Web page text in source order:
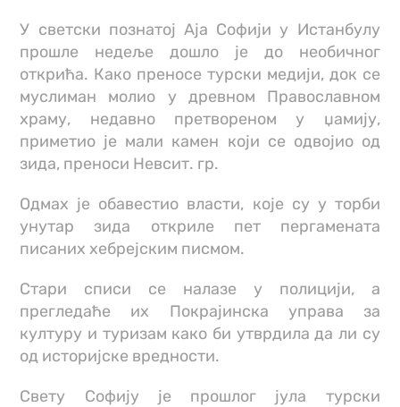
У светски познатој Аја Софији у Истанбулу
прошле недеље дошло је до необичног
открића. Како преносе турски медији, док се
муслиман молио у древном Православном
храму, недавно претвореном у џамију,
приметио је мали камен који се одвојио од
зида, преноси Невсит. гр.
Одмах је обавестио власти, које су у торби
унутар зида откриле пет пергамената
писаних хебрејским писмом.
Стари списи се налазе у полицији, а
прегледаће их Покрајинска управа за
културу и туризам како би утврдила да ли су
од историјске вредности.
Свету Софију је прошлог јула турски